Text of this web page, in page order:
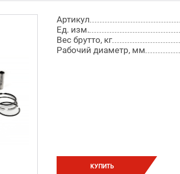
Артикул
Ед. изм.
Вес брутто, кг
Рабочий диаметр, мм
КУПИТЬ